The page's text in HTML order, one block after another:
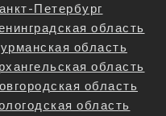
Петербург
область
область
область
область
область